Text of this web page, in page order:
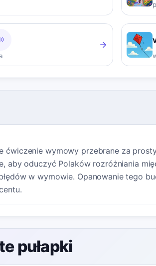
ćwiczenie wymowy przebrane za prosty
aby oduczyć Polaków rozróżniania
w wymowie. Opanowanie tego
pułapki